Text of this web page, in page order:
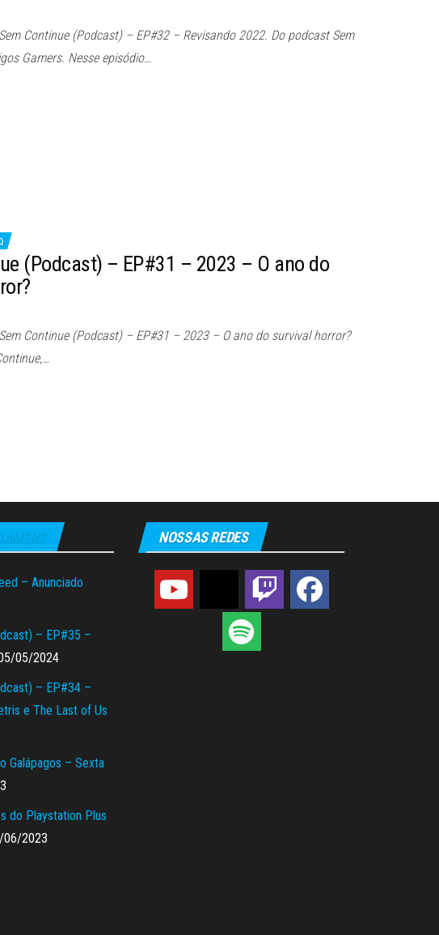
Continue (Podcast) – EP#32 – Revisando 2022. Do podcast Sem
Gamers. Nesse episódio…
(Podcast) – EP#31 – 2023 – O ano do
Continue (Podcast) – EP#31 – 2023 – O ano do survival horror?
– Anunciado
– EP#35 –
05/2024
– EP#34 –
e The Last of Us
Galápagos – Sexta
do Playstation Plus
06/2023
NOSSAS REDES